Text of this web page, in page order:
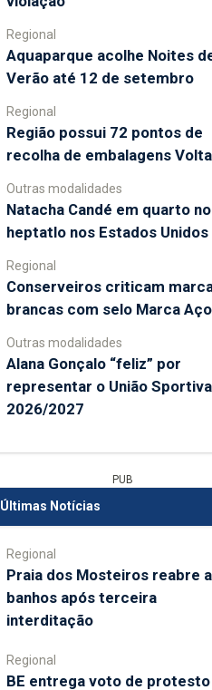
Regional
Aquaparque acolhe Noites
Verão até 12 de setembro
Regional
Região possui 72 pontos de
recolha de embalagens Volta
Outras modalidades
Natacha Candé em quarto no
heptatlo nos Estados Unidos
Regional
Conserveiros criticam
brancas com selo Marca
Outras modalidades
Alana Gonçalo “feliz” por
representar o União
2026/2027
PUB
Últimas Notícias
Regional
Praia dos Mosteiros reabre a
banhos após terceira
interditação
Regional
BE entrega voto de protesto